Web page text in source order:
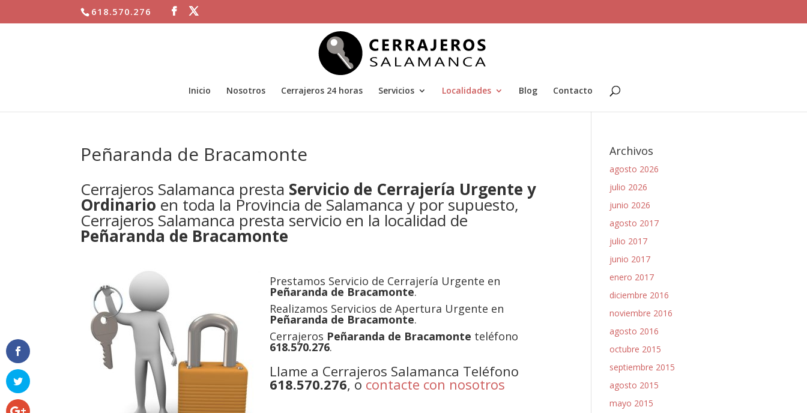
618.570.276
Inicio Nosotros Cerrajeros 24 horas Servicios Localidades Blog Contacto
Peñaranda de Bracamonte
Cerrajeros Salamanca presta Servicio de Cerrajería Urgente y
Ordinario en toda la Provincia de Salamanca y por supuesto,
Cerrajeros Salamanca presta servicio en la localidad de
Peñaranda de Bracamonte
Prestamos Servicio de Cerrajería Urgente en
Peñaranda de Bracamonte.
Realizamos Servicios de Apertura Urgente en
Peñaranda de Bracamonte.
Cerrajeros Peñaranda de Bracamonte teléfono
618.570.276.
Llame a Cerrajeros Salamanca Teléfono
618.570.276, o contacte con nosotros
Archivos
agosto 2026
julio 2026
junio 2026
agosto 2017
julio 2017
junio 2017
enero 2017
diciembre 2016
noviembre 2016
agosto 2016
octubre 2015
septiembre 2015
agosto 2015
mayo 2015